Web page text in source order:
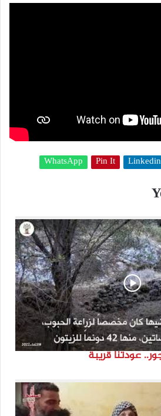
Linkedin
Pin It
WhatsApp
عودتنا قريبة